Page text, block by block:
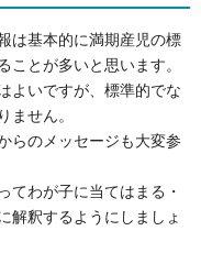
は基本的に満期産児の標
とが多いと思います。
よいですが、標準的でな
ません。
らのメッセージも大変参
てわが子に当てはまる・
解釈するようにしましょ